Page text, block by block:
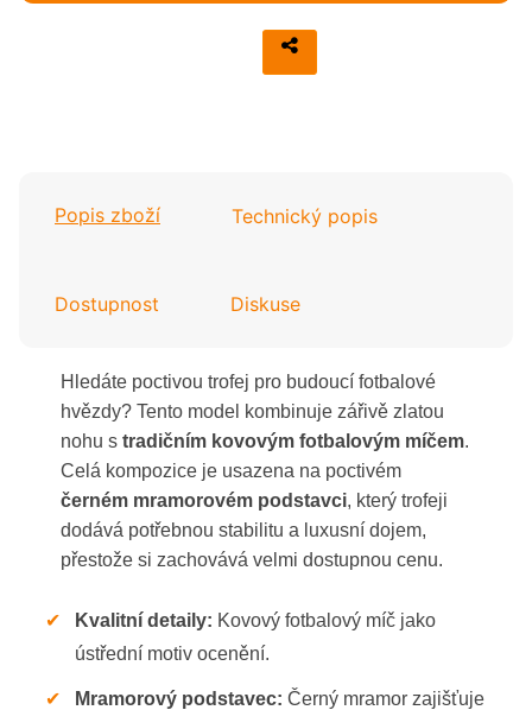
Popis zboží Technický popis
Dostupnost Diskuse
Hledáte poctivou trofej pro budoucí fotbalové
hvězdy? Tento model kombinuje zářivě zlatou
nohu s tradičním kovovým fotbalovým míčem.
Celá kompozice je usazena na poctivém
černém mramorovém podstavci, který trofeji
dodává potřebnou stabilitu a luxusní dojem,
přestože si zachovává velmi dostupnou cenu.
✔ Kvalitní detaily: Kovový fotbalový míč jako
ústřední motiv ocenění.
✔ Mramorový podstavec: Černý mramor zajišťuje